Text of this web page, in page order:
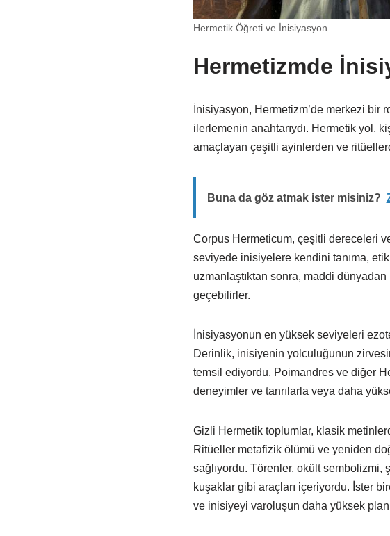
Hermetik Öğreti ve İnisiyasyon
Hermetizmde
İnisiyasyon, Hermetizm’de merkezi bir
ilerlemenin anahtarıydı. Hermetik yol,
amaçlayan çeşitli ayinlerden ve
Buna da göz atmak ister misiniz?
Corpus Hermeticum, çeşitli dereceleri
seviyede inisiyelere kendini tanıma,
uzmanlaştıktan sonra, maddi
geçebilirler.
İnisiyasyonun en yüksek seviyeleri
Derinlik, inisiyenin yolculuğunun
temsil ediyordu. Poimandres ve diğer
deneyimler ve tanrılarla veya daha
Gizli Hermetik toplumlar, klasik
Ritüeller metafizik ölümü ve yeniden
sağlıyordu. Törenler, okült
kuşaklar gibi araçları içeriyordu. İster
ve inisiyeyi varoluşun daha yüksek